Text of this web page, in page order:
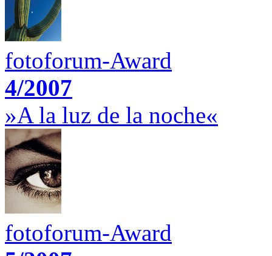
fotoforum-Award
4/2007
»A la luz de la noche«
fotoforum-Award